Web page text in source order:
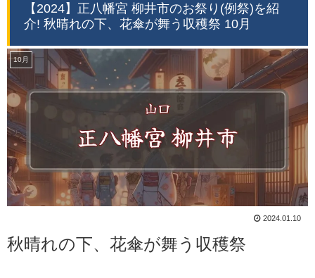
【2024】正八幡宮 柳井市のお祭り(例祭)を紹
介! 秋晴れの下、花傘が舞う収穫祭 10月
10月
2024.01.10
秋晴れの下、花傘が舞う収穫祭